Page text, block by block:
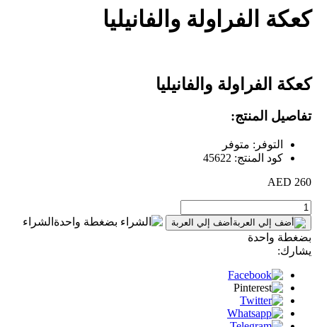
كعكة الفراولة والفانيليا
كعكة الفراولة والفانيليا
تفاصيل المنتج:
التوفر: متوفر
كود المنتج: 45622
260 AED
أضف إلي العربة
الشراء
بضغطة واحدة
يشارك: